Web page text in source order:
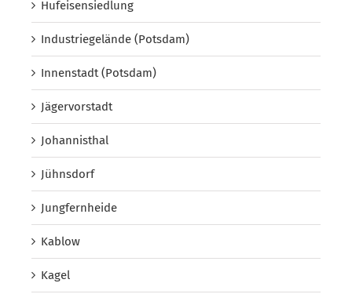
Hufeisensiedlung
Industriegelände (Potsdam)
Innenstadt (Potsdam)
Jägervorstadt
Johannisthal
Jühnsdorf
Jungfernheide
Kablow
Kagel